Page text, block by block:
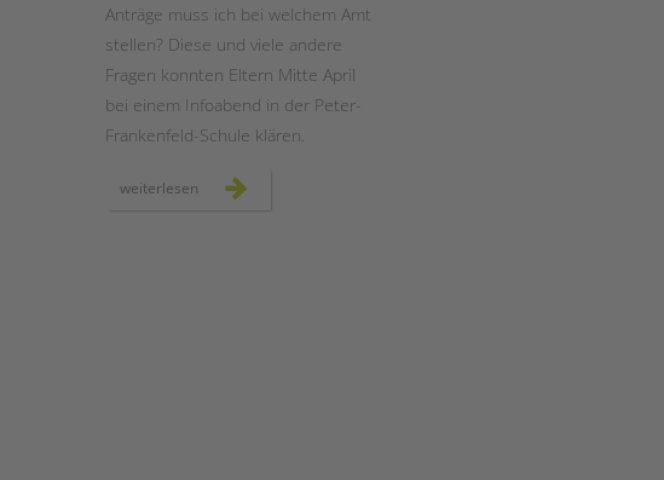
Anträge muss ich bei welchem Amt
stellen? Diese und viele andere
Fragen konnten Eltern Mitte April
bei einem Infoabend in der Peter-
Frankenfeld-Schule klären.
weiterlesen